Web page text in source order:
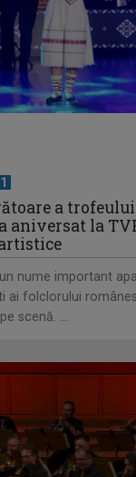
și Norvegia, în
a trofeului
aniversat la
nume important
ai folclorului